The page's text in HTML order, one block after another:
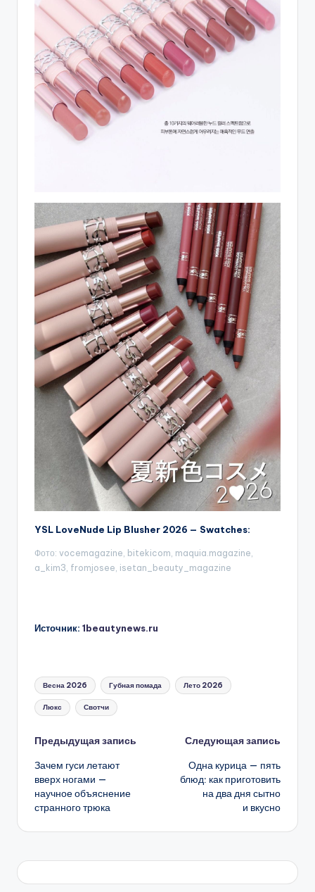
YSL LoveNude Lip Blusher 2026 — Swatches:
Фото: vocemagazine, bitekicom, maquia.magazine,
a_kim3, fromjosee, isetan_beauty_magazine
Источник: 1beautynews.ru
Метки:
Весна 2026 Губная помада Лето 2026
Люкс Свотчи
Навигация
записи
Предыдущая запись
Зачем гуси летают
вверх ногами —
научное объяснение
странного трюка
Следующая запись
Одна курица — пять
блюд: как приготовить
на два дня сытно
и вкусно